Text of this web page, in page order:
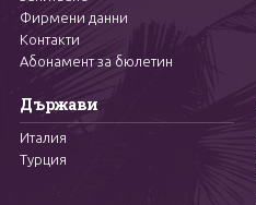
Фирмени данни
Контакти
Абонамент за бюлетин
Държави
Италия
Турция